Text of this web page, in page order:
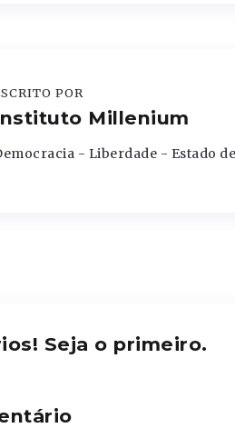
POR
Millenium
- Liberdade - Estado
Seja o primeiro.